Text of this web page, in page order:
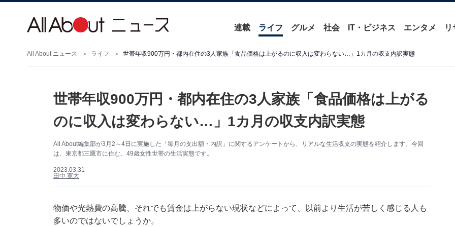
連載 ライフ グルメ 社会 IT・ビジネス エンタメ リ
All About ニュース ライフ 世帯年収900万円・都内在住の3人家族「食品価格は上がるのに収入は変わらない…」1カ月の収支内訳実態
世帯年収900万円・都内在住の3人家族「食品価格は上がる
のに収入は変わらない…」1カ月の収支内訳実態
All About編集部が3月2～4日に実施した「毎月の支出額・内訳」に関するアンケートから、リアルな生活収支の実態を紹介します。今回
は、東京都三鷹市に住む、49歳女性世帯の生活実態です。
2023.03.31
田中 寛大
物価や光熱費の高騰、それでも賃金は上がらない現状などによって、以前より生活が苦しく感じる人も
多いのではないでしょうか。